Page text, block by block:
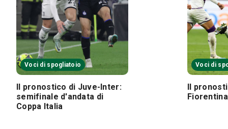
Voci di spogliatoio
Il pronostico di Juve-Inter:
semifinale d'andata di
Coppa Italia
Voci di
Il